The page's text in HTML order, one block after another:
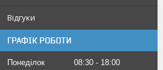
Відгуки
ГРАФІК РОБОТИ
Понеділок 08:30
18:00